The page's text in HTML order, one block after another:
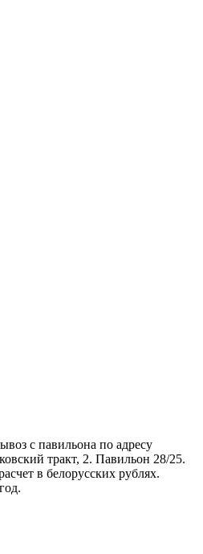
с павильона по адресу
тракт, 2. Павильон 28/25.
в белорусских рублях.